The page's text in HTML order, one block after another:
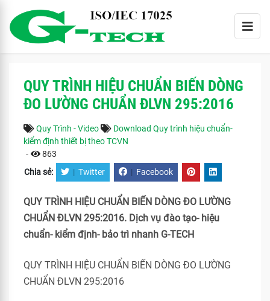
QUY TRÌNH HIỆU CHUẨN BIẾN DÒNG
ĐO LƯỜNG CHUẨN ĐLVN 295:2016
Quy Trình - Video
Download Quy trình hiệu chuẩn-
kiểm định thiết bị theo TCVN
-
863
Chia sẻ: | Twitter | Facebook
QUY TRÌNH HIỆU CHUẨN BIẾN DÒNG ĐO LƯỜNG
CHUẨN ĐLVN 295:2016. Dịch vụ đào tạo- hiệu
chuẩn- kiểm định- bảo trì nhanh G-TECH
QUY TRÌNH HIỆU CHUẨN BIẾN DÒNG ĐO LƯỜNG
CHUẨN ĐLVN 295:2016